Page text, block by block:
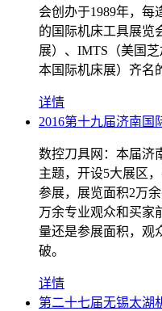
会创办于1989年，每
的国际机床工具展览
展）、IMTS（美国
本国际机床展）齐名
详情
2016第十九届济南国
数控刀具网：本届济
主题，开设5大展区
参展，展览面积2万
万余专业观众和买家
量还是参展面积，观
破。
详情
第二十七届无锡太湖